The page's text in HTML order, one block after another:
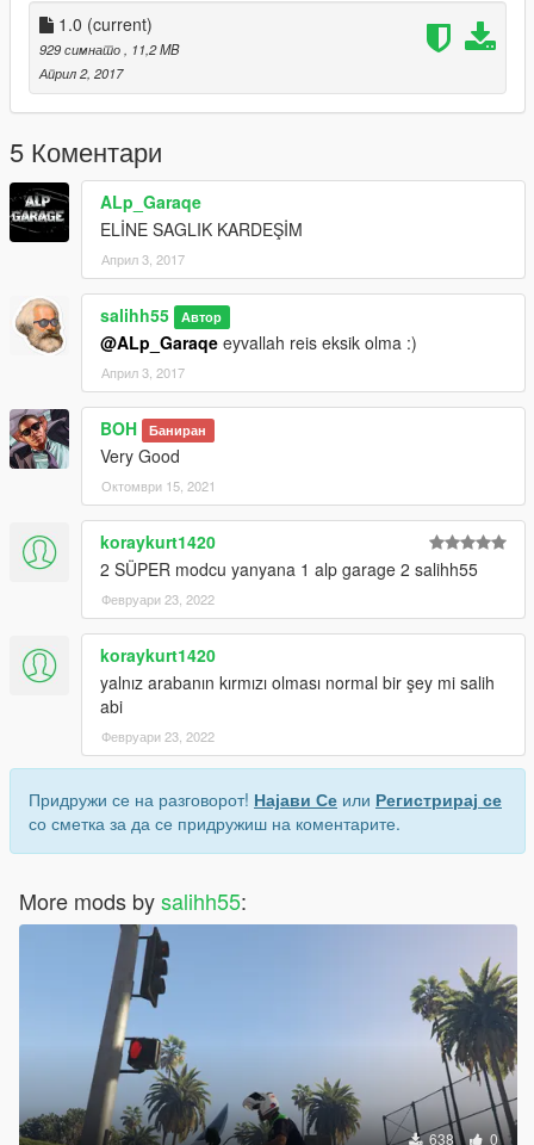
1.0 (current)
929 симнато
, 11,2 MB
Април 2, 2017
5 Коментари
ALp_Garaqe
ELİNE SAGLIK KARDEŞİM
Април 3, 2017
salihh55 Автор
@ALp_Garaqe eyvallah reis eksik olma :)
Април 3, 2017
BOH Баниран
Very Good
Октомври 15, 2021
koraykurt1420
2 SÜPER modcu yanyana 1 alp garage 2 salihh55
Февруари 23, 2022
koraykurt1420
yalnız arabanın kırmızı olması normal bir şey mi salih
abi
Февруари 23, 2022
Придружи се на разговорот! Најави Се или Регистрирај се
со сметка за да се придружиш на коментарите.
More mods bysalihh55:
638 0